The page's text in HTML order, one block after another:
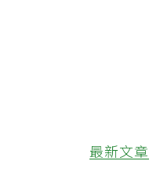
最新文章